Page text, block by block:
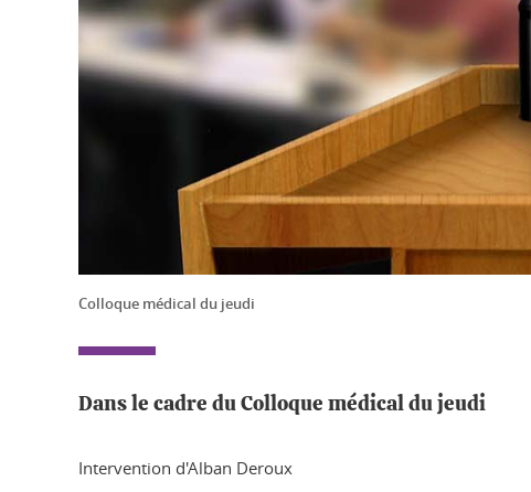
Colloque médical du jeudi
Dans le cadre du Colloque médical du jeudi
Intervention d'Alban Deroux